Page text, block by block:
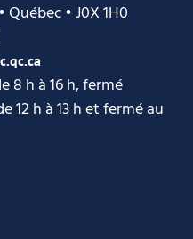
Québec • J0X 1H0
8 h à 16 h, fermé
12 h à 13 h et fermé au